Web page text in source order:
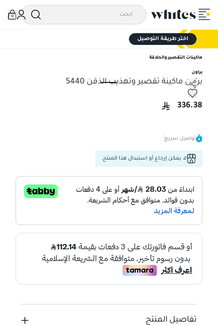
0
اختر طريقة التوصيل
ماكينات التقصير والحلاقة
براون
براون ماكينة تقصير وتهذيب الذقن 5440
براون ماكينة تقصير وتهذيب الذقن 5440
336.38
توصيل سريع
لا يمكن إرجاع أو استبدال هذا المنتج.
تفاصيل المنتج